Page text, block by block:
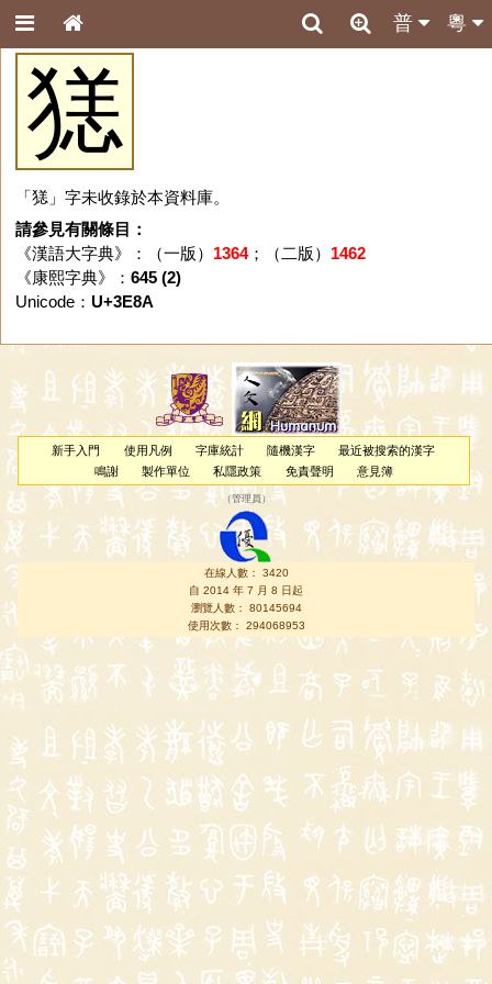
粵
普
㺊
「㺊」字未收錄於本資料庫。
請參見有關條目：
《漢語大字典》：（一版） 1364；（二版） 1462
《康熙字典》： 645 (2)
Unicode： U+3E8A
新手入門 使用凡例 字庫統計 隨機漢字
最近被搜索的漢字
鳴謝
製作單位 私隱政策 免責聲明 意見簿
（管理員 ）
在線人數： 3420
自 2014 年 7 月 8 日起
瀏覽人數： 80145694
使用次數： 294068953